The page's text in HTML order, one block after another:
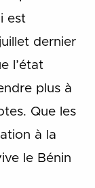
est
dernier
l’état
plus à
Que les
à la
le Bénin